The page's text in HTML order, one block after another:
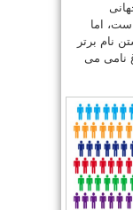
اما
نام برتر
نامی می